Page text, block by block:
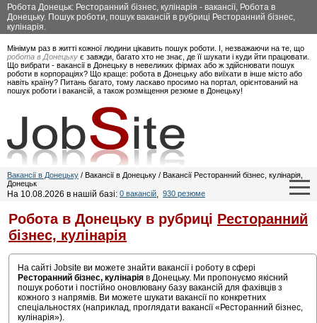
Робота Донецьк: Ресторанний бізнес, кулінарія - вакансії, Робота в
Донецьку. Пошук роботи, пошук вакансій в рубриці Ресторанний бізнес,
кулінарія.
Мінімум раз в житті кожної людини цікавить пошук роботи. І, незважаючи на те, що
робота в Донецьку є завжди, багато хто не знає, де її шукати і куди йти працювати.
Що вибрати - вакансії в Донецьку в невеликих фірмах або ж здійснювати пошук
роботи в корпораціях? Що краще: робота в Донецьку або виїхати в інше місто або
навіть країну? Питань багато, тому ласкаво просимо на портал, орієнтований на
пошук роботи і вакансій, а також розміщення резюме в Донецьку!
Вакансії в Донецьку / Вакансії в Донецьку / Вакансії Ресторанний бізнес, кулінарія,
Донецьк
На 10.08.2026 в нашій базі: 0 вакансій, 930 резюме
Робота в Донецьку в рубриці Ресторанний
бізнес, кулінарія
На сайті Jobsite ви можете знайти вакансії і роботу в сфері
Ресторанний бізнес, кулінарія в Донецьку. Ми пропонуємо якісний
пошук роботи і постійно оновлювану базу вакансій для фахівців з
кожного з напрямів. Ви можете шукати вакансії по конкретних
спеціальностях (наприклад, проглядати вакансії «Ресторанний бізнес,
кулінарія»).